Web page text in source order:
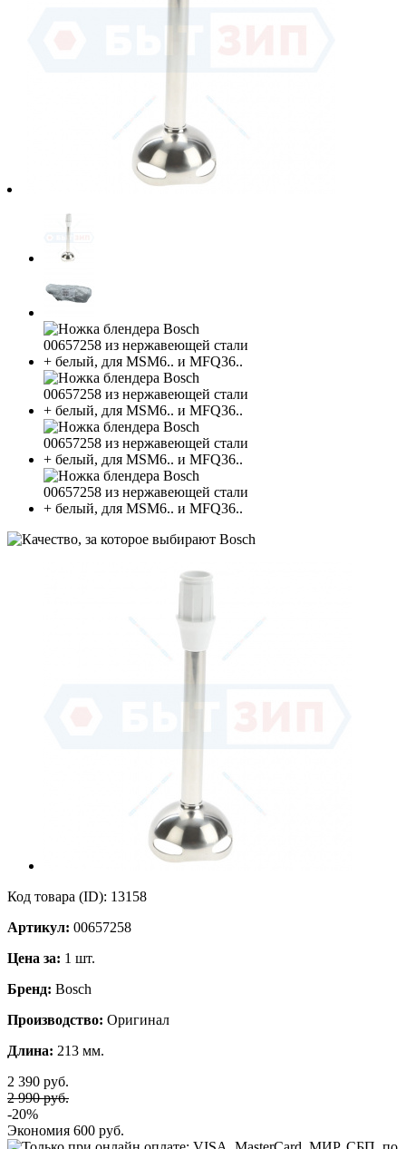
Код товара (ID): 13158
Артикул: 00657258
Цена за: 1 шт.
Бренд: Bosch
Производство: Оригинал
Длина: 213 мм.
2 390 руб.
2 990 руб.
-20%
Экономия 600 руб.